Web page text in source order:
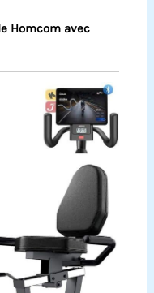
Homcom avec